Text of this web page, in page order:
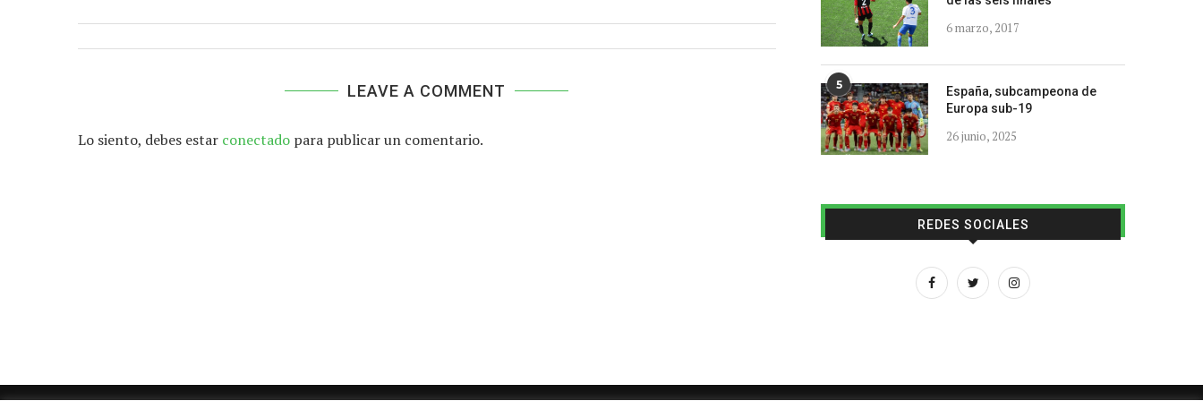
LEAVE A COMMENT
Lo siento, debes estar conectado para publicar un comentario.
6 marzo, 2017
5
España, subcampeona de
Europa sub-19
26 junio, 2025
REDES SOCIALES